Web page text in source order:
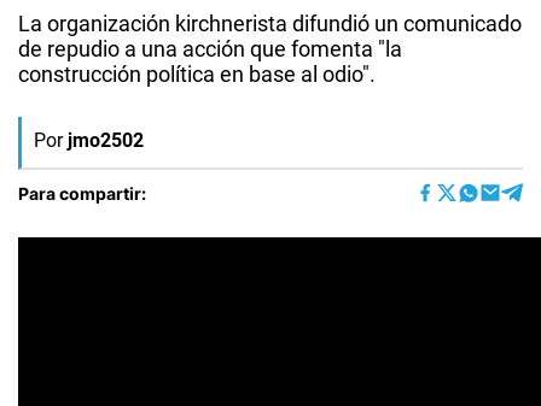
La organización kirchnerista difundió un comunicado
de repudio a una acción que fomenta "la
construcción política en base al odio".
Por jmo2502
Para compartir: